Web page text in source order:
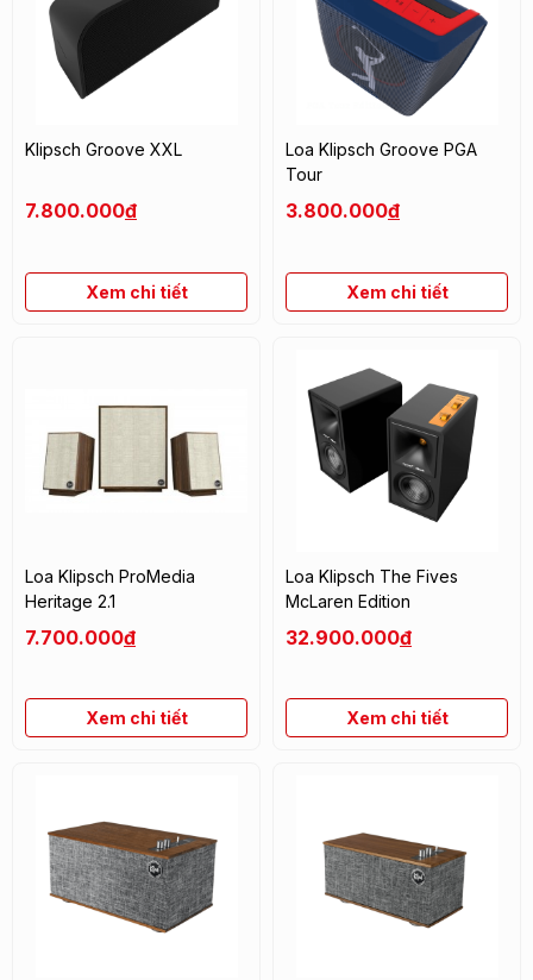
Klipsch Groove XXL
7.800.000đ
Xem chi tiết
Loa Klipsch Groove PGA
Tour
3.800.000đ
Xem chi tiết
Loa Klipsch ProMedia
Heritage 2.1
7.700.000đ
Xem chi tiết
Loa Klipsch The Fives
McLaren Edition
32.900.000đ
Xem chi tiết